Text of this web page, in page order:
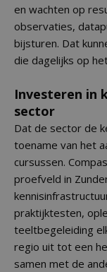
en wachten op
observaties,
bijsturen. Dat
die dagelijks op
Investeren in
sector
Dat de sector de
toename van het
cursussen.
proefveld in
praktijktesten,
teeltbegeleiding
regio uit tot een
samen met de